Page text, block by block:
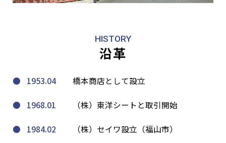
HISTORY
沿革
1953.04 橋本商店として設立
1968.01 （株）東洋シートと取引開始
1984.02 （株）セイワ設立（福山市）